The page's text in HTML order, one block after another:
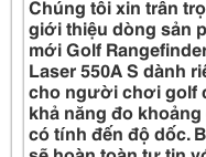
Chúng tôi xin trân
giới thiệu dòng sản
mới Golf
Laser 550A S dành
cho người chơi golf
khả năng đo khoảng
có tính đến độ dốc.